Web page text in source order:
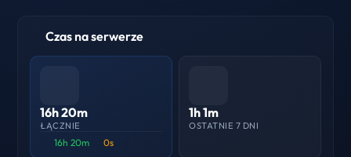
Czas na serwerze
16h 20m
ŁĄCZNIE
16h 20m 0s
1h 1m
OSTATNIE 7 DNI